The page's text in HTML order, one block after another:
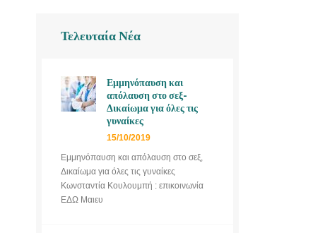
Τελευταία Νέα
Εμμηνόπαυση και
απόλαυση στο σεξ-
Δικαίωμα για όλες τις
γυναίκες
15/10/2019
Εμμηνόπαυση και απόλαυση στο σεξ,
Δικαίωμα για όλες τις γυναίκες
Κωνσταντία Κουλουμπή : επικοινωνία
ΕΔΩ Μαιευ